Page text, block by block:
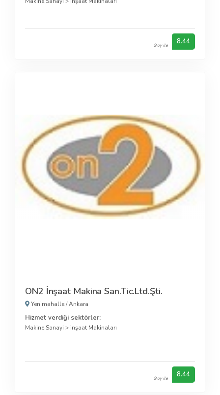
9 oy ile 8.44
ON2 İnşaat Makina San.Tic.Ltd.Şti.
Yenimahalle/Ankara
Hizmet verdiği sektörler:
Makine Sanayi > inşaat Makinaları
9 oy ile 8.44